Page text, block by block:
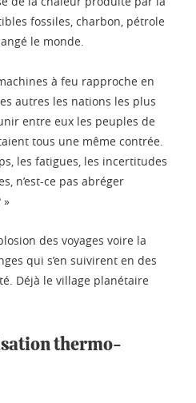
fossiles, charbon, pétrole
le monde.
à feu rapproche en
autres les nations les plus
entre eux les peuples de
tous une même contrée.
les fatigues, les incertitudes
n’est-ce pas abréger
»
des voyages voire la
qui s’en suivirent en des
Déjà le village planétaire
thermo-